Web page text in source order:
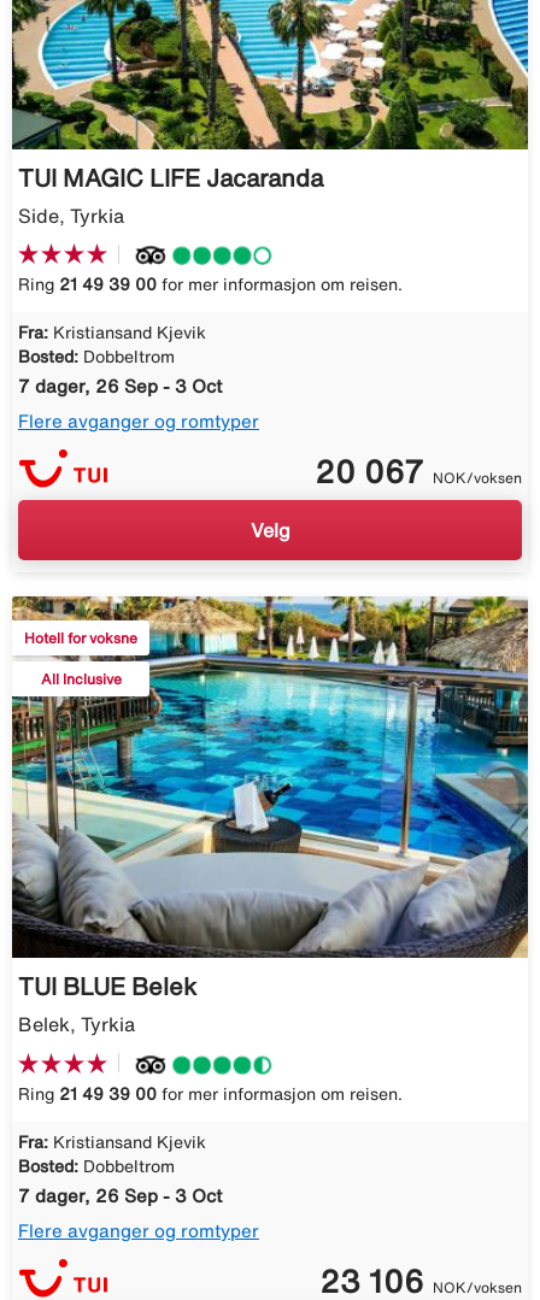
TUI MAGIC LIFE Jacaranda
Side, Tyrkia
Ring 21 49 39 00 for mer informasjon om reisen.
Fra: Kristiansand Kjevik
Bosted: Dobbeltrom
7 dager, 26 Sep - 3 Oct
Flere avganger og romtyper
20 067 NOK/voksen
Velg
Hotell for voksne
All Inclusive
TUI BLUE Belek
Belek, Tyrkia
Ring 21 49 39 00 for mer informasjon om reisen.
Fra: Kristiansand Kjevik
Bosted: Dobbeltrom
7 dager, 26 Sep - 3 Oct
Flere avganger og romtyper
23 106 NOK/voksen